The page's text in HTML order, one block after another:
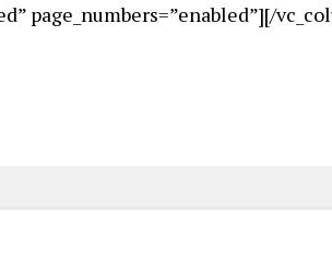
page_numbers=”enabled”][/